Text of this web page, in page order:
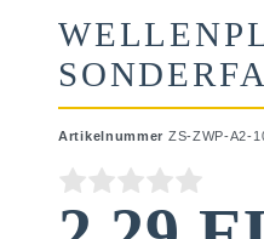
Artikelnummer ZS-ZWP-A2-